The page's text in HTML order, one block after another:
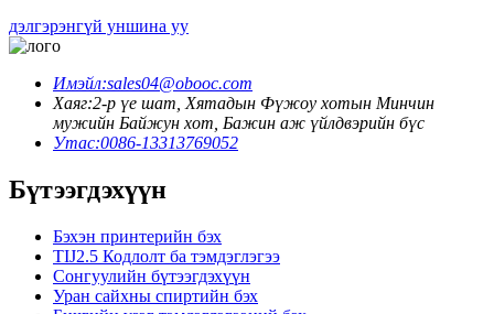
дэлгэрэнгүй уншина уу
Имэйл:sales04@obooc.com
Хаяг:2-р үе шат, Хятадын Фүжоу хотын Минчин
мужийн Байжун хот, Бажин аж үйлдвэрийн бүс
Утас:0086-13313769052
Бүтээгдэхүүн
Бэхэн принтерийн бэх
TIJ2.5 Кодлолт ба тэмдэглэгээ
Сонгуулийн бүтээгдэхүүн
Уран сайхны спиртийн бэх